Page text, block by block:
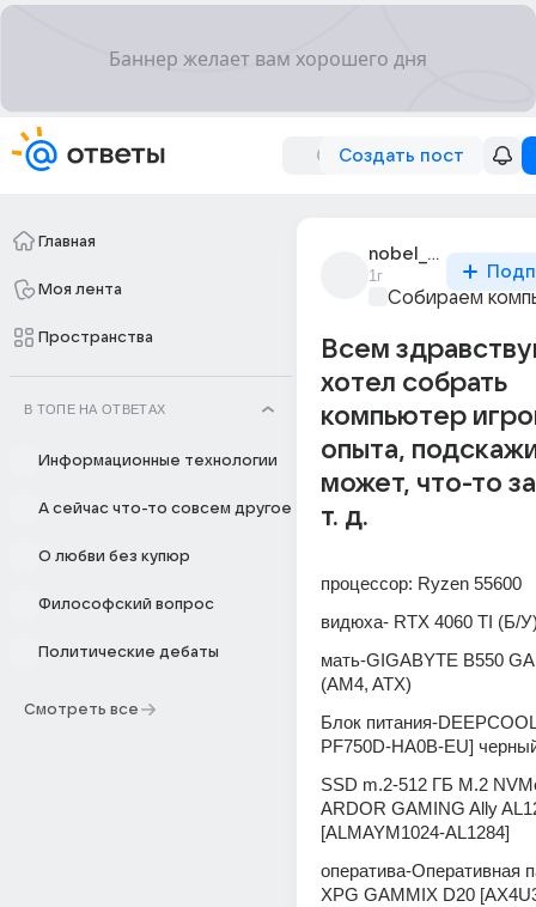
Создать пост
Главная
Моя лента
Пространства
В ТОПЕ НА ОТВЕТАХ
Информационные технологии
А сейчас что-то совсем другое
О любви без купюр
Философский вопрос
Политические дебаты
Смотреть все
nobel_game
1г
Собираем
Всем
хотел собрать
компьютер
опыта,
может, что-то
т. д.
процессор: Ryzen 55600
видюха- RTX 4060 TI (Б/
мать-GIGABYTE B550
(AM4, ATX)
Блок питания-
PF750D-HA0B-EU]
SSD m.2-512 ГБ M.2
ARDOR GAMING Ally
[ALMAYM1024-AL1284]
оператива-Оперативная
XPG GAMMIX D20